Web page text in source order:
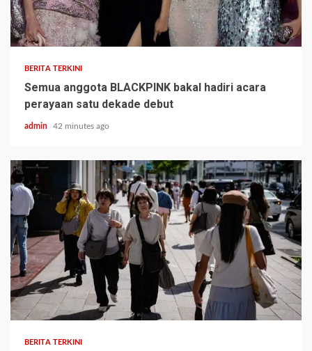
BERITA TERKINI
Semua anggota BLACKPINK bakal hadiri acara
perayaan satu dekade debut
admin 42 minutes ago
BERITA TERKINI